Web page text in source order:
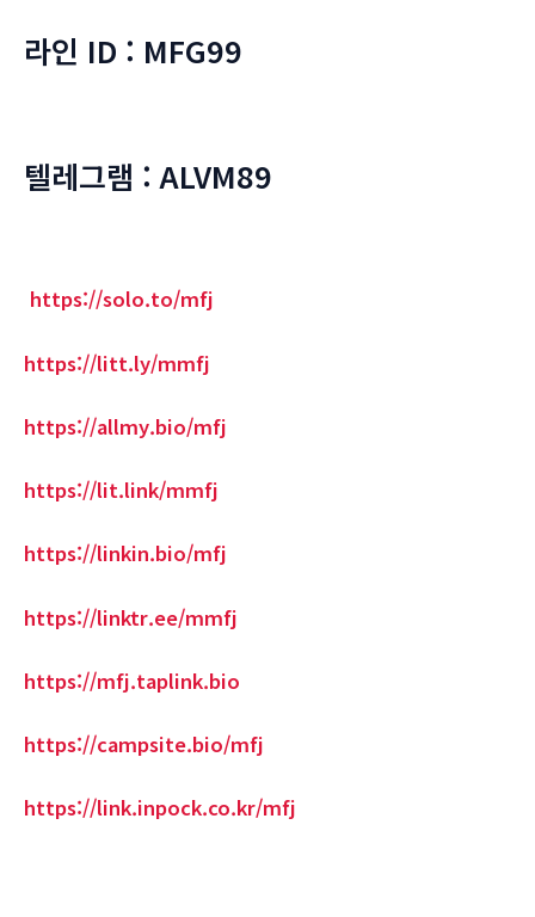
라인 ID : MFG99
텔레그램 : ALVM89
https://solo.to/mfj
https://litt.ly/mmfj
https://allmy.bio/mfj
https://lit.link/mmfj
https://linkin.bio/mfj
https://linktr.ee/mmfj
https://mfj.taplink.bio
https://campsite.bio/mfj
https://link.inpock.co.kr/mfj